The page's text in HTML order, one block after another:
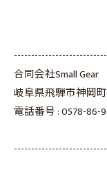
合同会社Small Gear
岐阜県飛騨市神岡町
電話番号 :0578-86-